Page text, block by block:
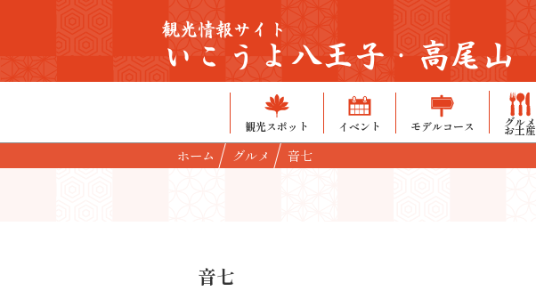
観光情報サイト
いこうよ八王子・高尾山
観光スポット イベント モデルコース グルメ
お土産
ホーム グルメ 音七
音七